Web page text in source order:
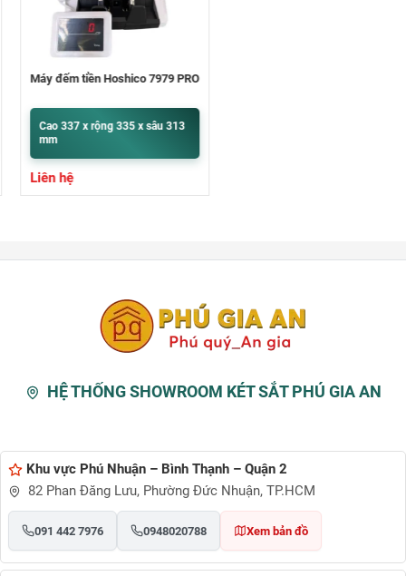
Máy đếm tiền Hoshico 7979 PRO
Cao 337 x rộng 335 x sâu 313
mm
Liên hệ
HỆ THỐNG SHOWROOM KÉT SẮT PHÚ GIA AN
Khu vực Phú Nhuận – Bình Thạnh – Quận 2
82 Phan Đăng Lưu, Phường Đức Nhuận, TP.HCM
091 442 7976 0948020788 Xem bản đồ